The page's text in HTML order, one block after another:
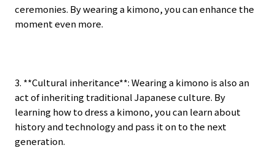
ceremonies. By wearing a kimono, you can enhance the
moment even more.
3. **Cultural inheritance**: Wearing a kimono is also an
act of inheriting traditional Japanese culture. By
learning how to dress a kimono, you can learn about
history and technology and pass it on to the next
generation.